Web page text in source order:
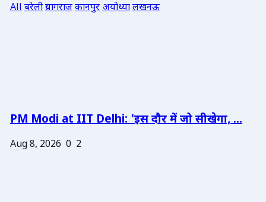
Allबरेलीप्रयागराजकानपुरअयोध्यालखनऊ
PM Modi at IIT Delhi: 'इस दौर में जो सीखेगा, ...
Aug 8, 2026 0 2